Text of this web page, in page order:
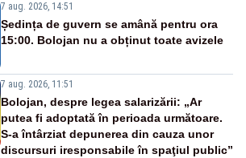
7 aug. 2026, 14:51
Ședința de guvern se amână pentru ora
15:00. Bolojan nu a obținut toate avizele
7 aug. 2026, 11:51
Bolojan, despre legea salarizării: „Ar
putea fi adoptată în perioada următoare.
S-a întârziat depunerea din cauza unor
discursuri iresponsabile în spaţiul public”